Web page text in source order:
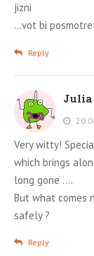
jizni
…vot bi
Reply
Julia
Very witty!
which brings
long gone ….
But what comes
safely ?
Reply